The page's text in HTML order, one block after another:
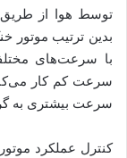
توسط هوا از طریق
بدین ترتیب
با سرعت‌های
سرعت کم کار
سرعت بیشتری به
کنترل عملکرد